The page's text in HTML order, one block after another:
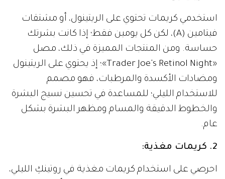
استخدمي كريمات تحتوي على الريتينول، أو مشتقات
فيتامين (A)، لكن كل يومين فقط؛ إذا كانت بشرتك
حساسة. ومن المنتجات المميزة في ذلك، مصل
«Trader Joe's Retinol Night»؛ إذ يحتوي على الريتينول
ومضادات الأكسدة والمرطبات، فهو مصمم
للاستخدام الليلي؛ للمساعدة في تحسين نسيج البشرة
والخطوط الدقيقة والمسام ومظهر البشرة بشكل
عام.
2. كريمات مغذية:
احرصي على استخدام كريمات مغذية في روتينكِ الليلي،